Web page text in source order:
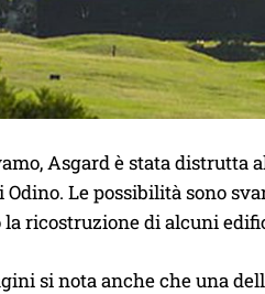
Asgard è stata distrutta
Odino. Le possibilità sono
ricostruzione di alcuni
si nota anche che una